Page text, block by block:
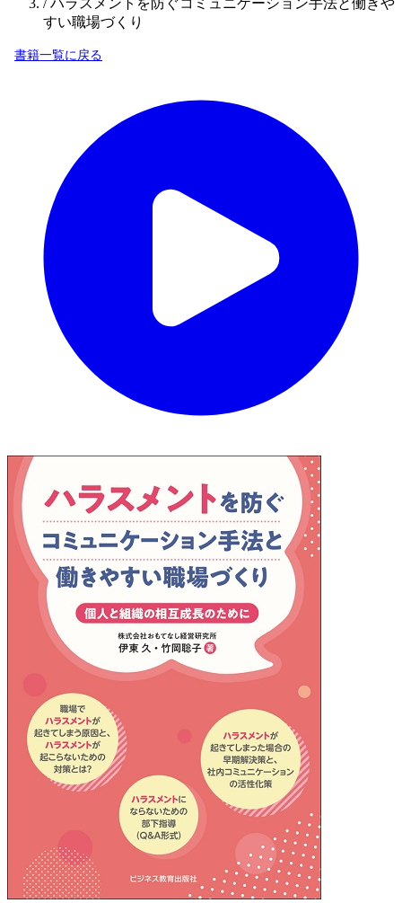
/ ハラスメントを防ぐコミュニケーション手法と働きや
すい職場づくり
書籍一覧に戻る